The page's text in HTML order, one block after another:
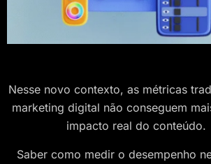
Nesse novo contexto, as métricas
marketing digital não conseguem
impacto real do conteúdo.
Saber como medir o desempenho